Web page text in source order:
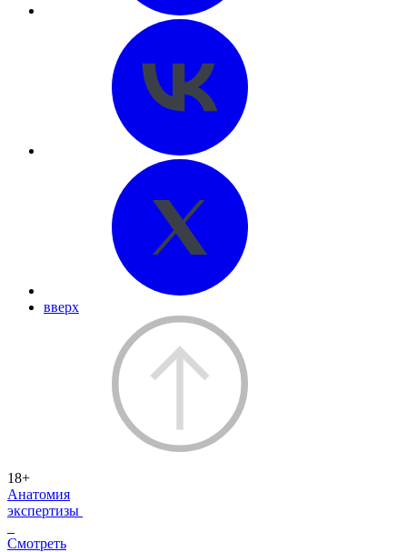
вверх
18+
Анатомия
экспертизы
Смотреть